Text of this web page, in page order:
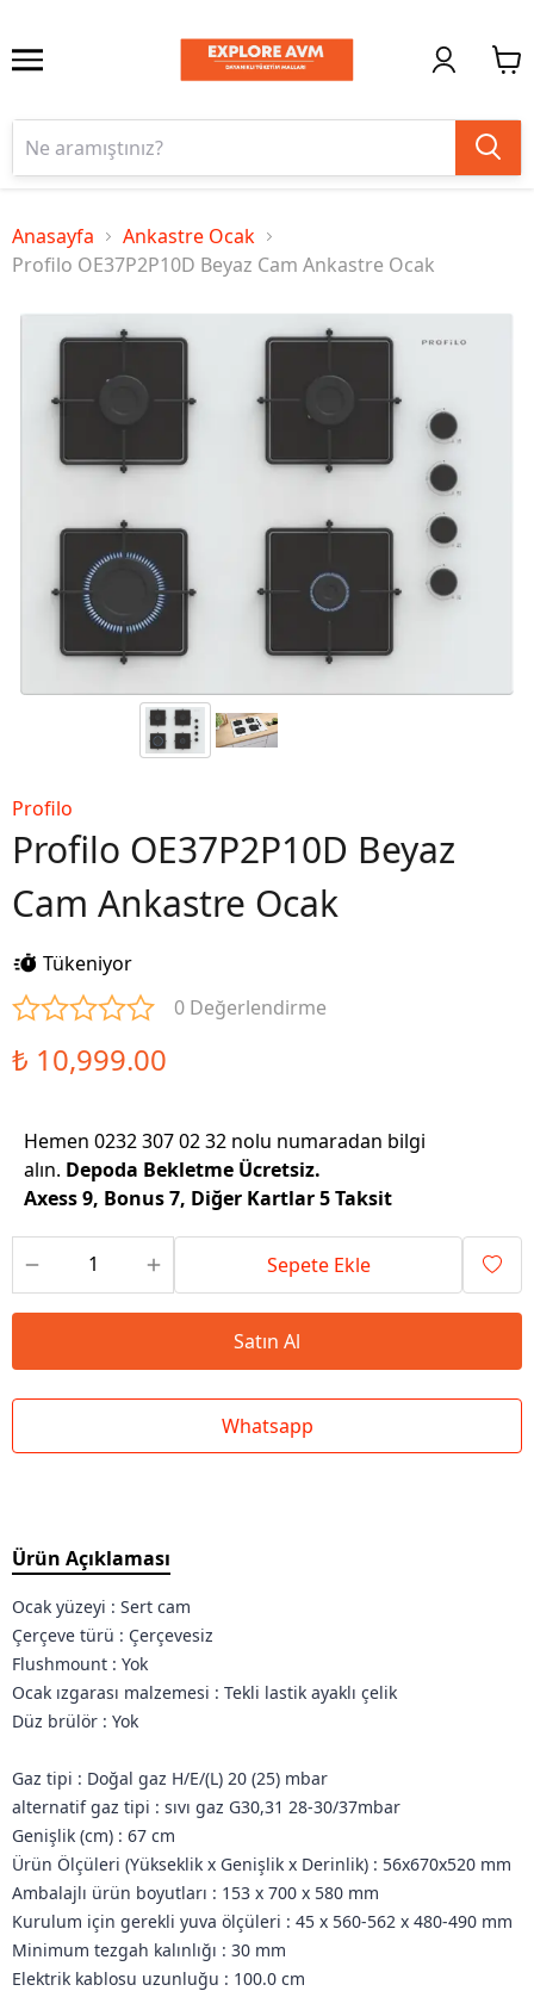
Anasayfa
Ankastre Ocak
Profilo OE37P2P10D Beyaz Cam Ankastre Ocak
Profilo
Profilo OE37P2P10D Beyaz
Cam Ankastre Ocak
Tükeniyor
0 Değerlendirme
₺ 10,999.00
Hemen 0232 307 02 32 nolu numaradan bilgi
alın. Depoda Bekletme Ücretsiz.
Axess 9, Bonus 7, Diğer Kartlar 5 Taksit
Sepete Ekle
Satın Al
Whatsapp
Ürün Açıklaması
Ocak yüzeyi : Sert cam
Çerçeve türü : Çerçevesiz
Flushmount : Yok
Ocak ızgarası malzemesi : Tekli lastik ayaklı çelik
Düz brülör : Yok
Gaz tipi : Doğal gaz H/E/(L) 20 (25) mbar
alternatif gaz tipi : sıvı gaz G30,31 28-30/37mbar
Genişlik (cm) : 67 cm
Ürün Ölçüleri (Yükseklik x Genişlik x Derinlik) : 56x670x520 mm
Ambalajlı ürün boyutları : 153 x 700 x 580 mm
Kurulum için gerekli yuva ölçüleri : 45 x 560-562 x 480-490 mm
Minimum tezgah kalınlığı : 30 mm
Elektrik kablosu uzunluğu : 100.0 cm